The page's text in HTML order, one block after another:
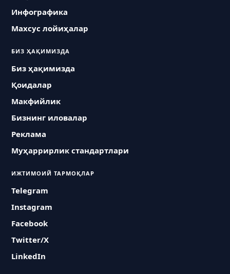
Инфографика
Махсус лойиҳалар
БИЗ ҲАҚИМИЗДА
Биз ҳақимизда
Қоидалар
Макфийлик
Бизнинг иловалар
Реклама
Муҳаррирлик стандартлари
ИЖТИМОИЙ ТАРМОҚЛАР
Telegram
Instagram
Facebook
Twitter/X
LinkedIn